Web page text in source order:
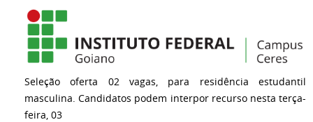
Seleção oferta 02 vagas, para residência estudantil
masculina. Candidatos podem interpor recurso nesta terça-
feira, 03